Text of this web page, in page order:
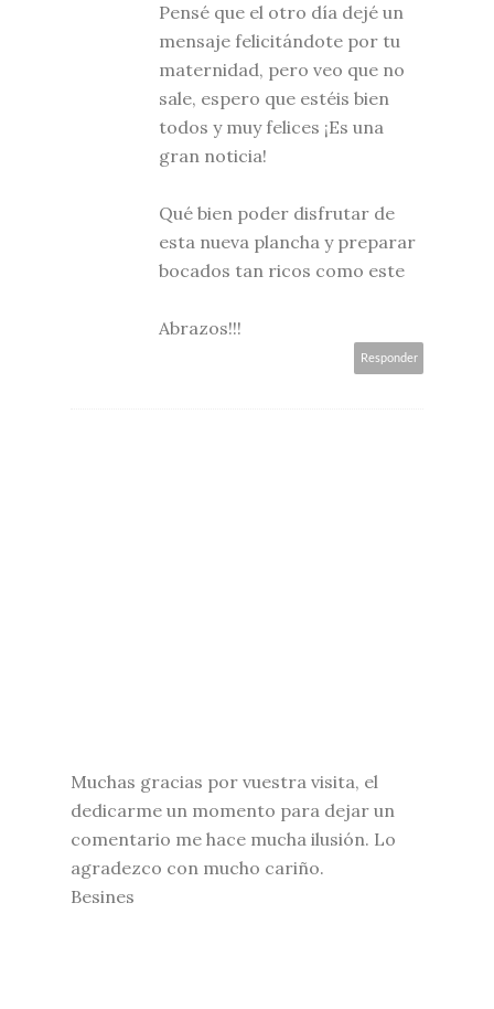
Pensé que el otro día dejé un
mensaje felicitándote por tu
maternidad, pero veo que no
sale, espero que estéis bien
todos y muy felices ¡Es una
gran noticia!
Qué bien poder disfrutar de
esta nueva plancha y preparar
bocados tan ricos como este
Abrazos!!!
Responder
Muchas gracias por vuestra visita, el
dedicarme un momento para dejar un
comentario me hace mucha ilusión. Lo
agradezco con mucho cariño.
Besines